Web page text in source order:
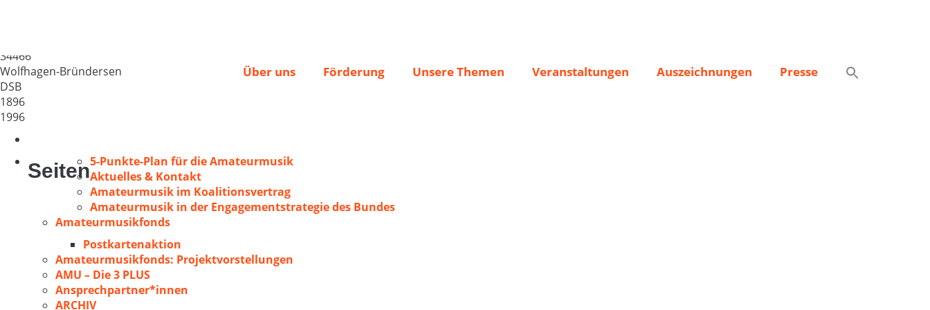
Über uns Förderung Unsere Themen Veranstaltungen Auszeichnungen Presse
34466
Wolfhagen-Bründersen
DSB
1896
1996
Seiten5-Punkte-Plan für die Amateurmusik
Aktuelles & Kontakt
Amateurmusik im Koalitionsvertrag
Amateurmusik in der Engagementstrategie des Bundes
Amateurmusikfonds
Postkartenaktion
Amateurmusikfonds: Projektvorstellungen
AMU – Die 3 PLUS
Ansprechpartner*innen
ARCHIV